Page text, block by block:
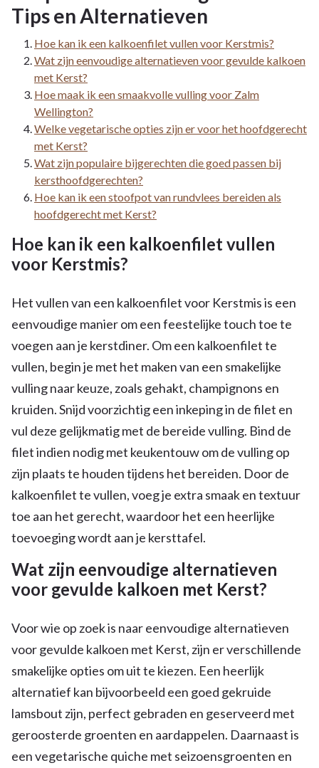
Tips en Alternatieven
Hoe kan ik een kalkoenfilet vullen voor Kerstmis?
Wat zijn eenvoudige alternatieven voor gevulde kalkoen
met Kerst?
Hoe maak ik een smaakvolle vulling voor Zalm
Wellington?
Welke vegetarische opties zijn er voor het hoofdgerecht
met Kerst?
Wat zijn populaire bijgerechten die goed passen bij
kersthoofdgerechten?
Hoe kan ik een stoofpot van rundvlees bereiden als
hoofdgerecht met Kerst?
Hoe kan ik een kalkoenfilet vullen
voor Kerstmis?
Het vullen van een kalkoenfilet voor Kerstmis is een
eenvoudige manier om een feestelijke touch toe te
voegen aan je kerstdiner. Om een kalkoenfilet te
vullen, begin je met het maken van een smakelijke
vulling naar keuze, zoals gehakt, champignons en
kruiden. Snijd voorzichtig een inkeping in de filet en
vul deze gelijkmatig met de bereide vulling. Bind de
filet indien nodig met keukentouw om de vulling op
zijn plaats te houden tijdens het bereiden. Door de
kalkoenfilet te vullen, voeg je extra smaak en textuur
toe aan het gerecht, waardoor het een heerlijke
toevoeging wordt aan je kersttafel.
Wat zijn eenvoudige alternatieven
voor gevulde kalkoen met Kerst?
Voor wie op zoek is naar eenvoudige alternatieven
voor gevulde kalkoen met Kerst, zijn er verschillende
smakelijke opties om uit te kiezen. Een heerlijk
alternatief kan bijvoorbeeld een goed gekruide
lamsbout zijn, perfect gebraden en geserveerd met
geroosterde groenten en aardappelen. Daarnaast is
een vegetarische quiche met seizoensgroenten en